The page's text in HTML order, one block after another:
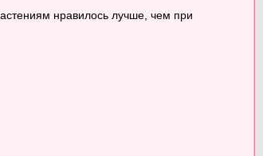
нравилось лучше, чем при